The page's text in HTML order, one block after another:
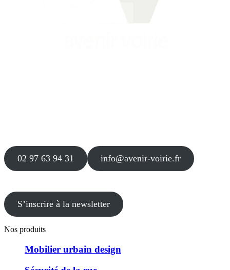
02 97 63 94 31 info@avenir-voirie.fr
S’inscrire à la newsletter
Nos produits
Mobilier urbain design